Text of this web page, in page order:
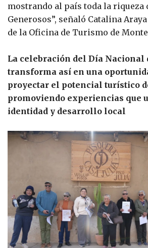
mostrando al país toda la riqueza
Generosos”, señaló Catalina
de la Oficina de Turismo de
La celebración del Día Nacional
transforma así en una
proyectar el potencial turístico
promoviendo experiencias que
identidad y desarrollo local